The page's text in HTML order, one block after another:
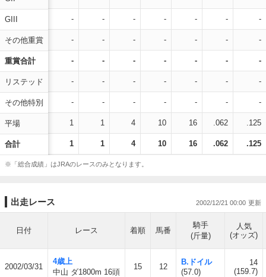
GIII
その他重賞
重賞合計
リステッド
その他特別
平場
合計
- - - - - - -
- - - - - - -
- - - - - - -
- - - - - - -
- - - - - - -
1 1 4 10 16 .062 .125
1 1 4 10 16 .062 .125
※「総合成績」はJRAのレースのみとなります。
出走レース 2002/12/21 00:00
日付 レース 着順 馬番
騎手
(斤量)
人気
(オッズ)
2002/03/31
4歳上
中山 ダ1800m 16頭
15 12
B.ドイル
(57.0)
14
(159.7)